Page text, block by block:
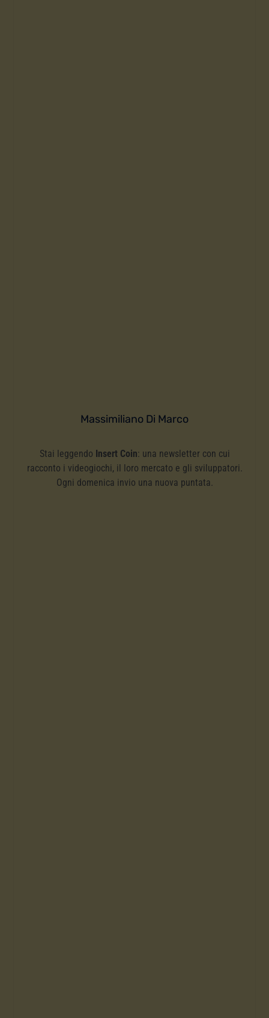
Massimiliano Di Marco
Stai leggendo Insert Coin: una newsletter con cui
racconto i videogiochi, il loro mercato e gli sviluppatori.
Ogni domenica invio una nuova puntata.